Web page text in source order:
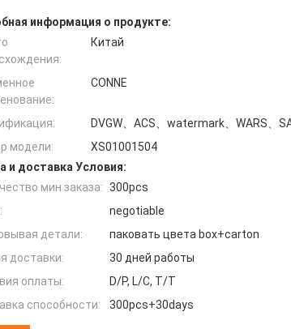
информация о продукте:
Китай
CONNE
DVGW、ACS、watermark、WARS、
модели:
XS01001504
и доставка Условия:
мин заказа: 300pcs
negotiable
детали:
паковать цвета box+carton
доставки:
30 дней работы
оплаты:
D/P, L/C, T/T
способности:
300pcs+30days